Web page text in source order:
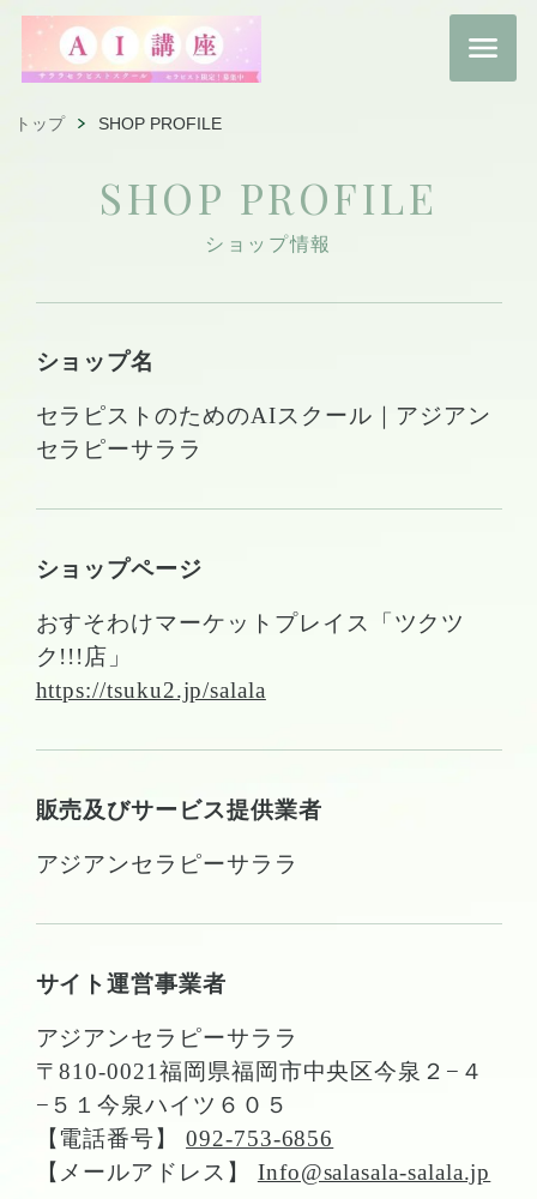
トップ SHOP PROFILE
SHOP PROFILE
ショップ情報
ショップ名
セラピストのためのAIスクール｜アジアン
セラピーサララ
ショップページ
おすそわけマーケットプレイス「ツクツ
ク!!!店」
https://tsuku2.jp/salala
販売及びサービス提供業者
アジアンセラピーサララ
サイト運営事業者
アジアンセラピーサララ
〒810-0021福岡県福岡市中央区今泉２−４
−５１今泉ハイツ６０５
【電話番号】092-753-6856
【メールアドレス】 Info@salasala-salala.jp